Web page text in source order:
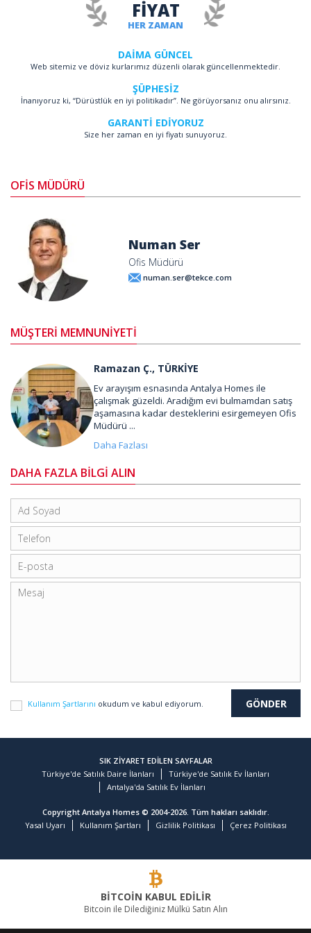
HER ZAMAN
FİYAT
DAİMA GÜNCEL
Web sitemiz ve döviz kurlarımız düzenli olarak güncellenmektedir.
ŞÜPHESİZ
İnanıyoruz ki, “Dürüstlük en iyi politikadır”. Ne görüyorsanız onu alırsınız.
GARANTİ EDİYORUZ
Size her zaman en iyi fiyatı sunuyoruz.
OFİS MÜDÜRÜ
Numan Ser
Ofis Müdürü
numan.ser@tekce.com
MÜŞTERİ MEMNUNİYETİ
Ramazan Ç., TÜRKİYE
Ev arayışım esnasında Antalya Homes ile
çalışmak güzeldi. Aradığım evi bulmamdan satış
aşamasına kadar desteklerini esirgemeyen Ofis
Müdürü ...
Daha Fazlası
DAHA FAZLA BİLGİ ALIN
Kullanım Şartlarını okudum ve kabul ediyorum.
SIK ZİYARET EDİLEN SAYFALAR
Türkiye'de Satılık Daire İlanları
Türkiye'de Satılık Ev İlanları
Antalya'da Satılık Ev İlanları
Copyright Antalya Homes © 2004-2026. Tüm hakları saklıdır.
Yasal Uyarı
Kullanım Şartları Gizlilik Politikası Çerez Politikası
BİTCOİN KABUL EDİLİR
Bitcoin ile Dilediğiniz Mülkü Satın Alın